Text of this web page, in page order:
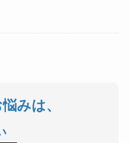
みは、